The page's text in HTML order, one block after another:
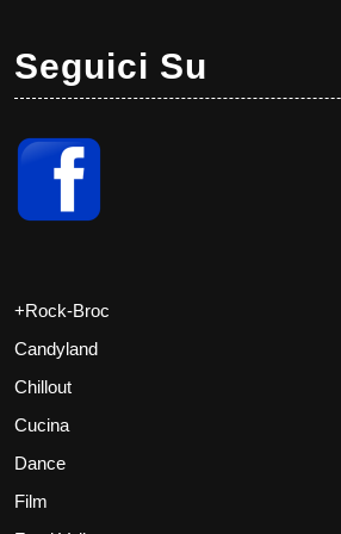
Seguici Su
+Rock-Broc
Candyland
Chillout
Cucina
Dance
Film